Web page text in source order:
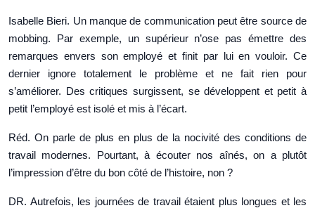
Isabelle Bieri. Un manque de communication peut être source de
mobbing. Par exemple, un supérieur n’ose pas émettre des
remarques envers son employé et finit par lui en vouloir. Ce
dernier ignore totalement le problème et ne fait rien pour
s’améliorer. Des critiques surgissent, se développent et petit à
petit l’employé est isolé et mis à l’écart.
Réd. On parle de plus en plus de la nocivité des conditions de
travail modernes. Pourtant, à écouter nos aînés, on a plutôt
l’impression d’être du bon côté de l’histoire, non ?
DR. Autrefois, les journées de travail étaient plus longues et les